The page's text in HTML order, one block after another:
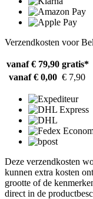
Verzendkosten voor
vanaf € 79,90 gratis*
vanaf € 0,00 € 7,90
Deze verzendkosten
kunnen extra kosten
grootte of de
direct in de